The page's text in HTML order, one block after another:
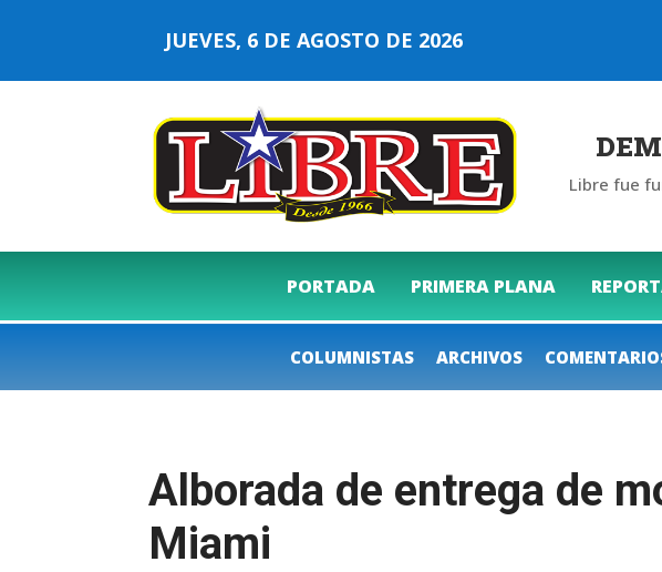
JUEVES, 6 DE AGOSTO DE 2026
Libre fue
PORTADA PRIMERA PLANA
COLUMNISTAS ARCHIVOS
Alborada de entrega de
Miami